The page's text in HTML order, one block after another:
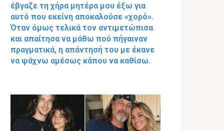
έβγαζε τη χήρα μητέρα μου έξω για
αυτό που εκείνη αποκαλούσε «χορό».
Όταν όμως τελικά τον αντιμετώπισα
και απαίτησα να μάθω πού πήγαιναν
πραγματικά, η απάντησή του με έκανε
να ψάχνω αμέσως κάπου να καθίσω.